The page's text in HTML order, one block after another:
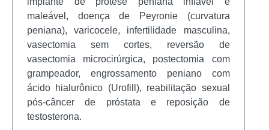
maleável, doença de Peyronie (curvatura
peniana), varicocele, infertilidade masculina,
vasectomia sem cortes, reversão de
vasectomia microcirúrgica, postectomia com
grampeador, engrossamento peniano com
ácido hialurônico (Urofill), reabilitação sexual
pós-câncer de próstata e reposição de
testosterona.